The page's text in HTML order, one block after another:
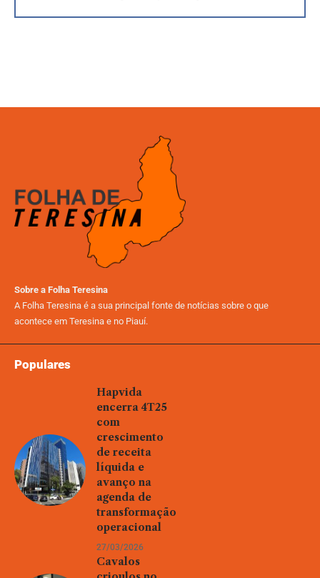
Sobre a Folha Teresina
A Folha Teresina é a sua principal fonte de notícias sobre o que
acontece em Teresina e no Piauí.
Populares
Hapvida
encerra 4T25
com
crescimento
de receita
líquida e
avanço na
agenda de
transformação
operacional
27/03/2026
Cavalos